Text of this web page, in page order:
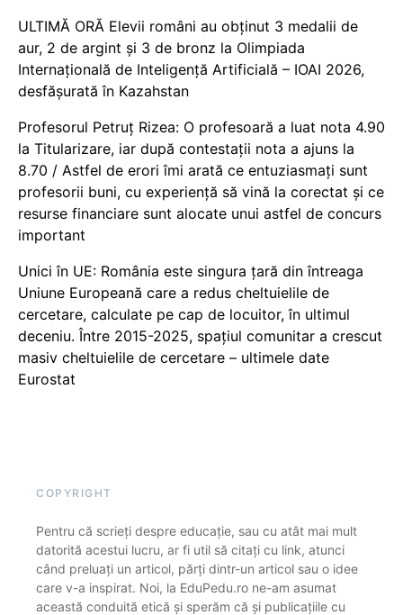
ULTIMĂ ORĂ Elevii români au obținut 3 medalii de
aur, 2 de argint și 3 de bronz la Olimpiada
Internațională de Inteligență Artificială – IOAI 2026,
desfășurată în Kazahstan
Profesorul Petruț Rizea: O profesoară a luat nota 4.90
la Titularizare, iar după contestații nota a ajuns la
8.70 / Astfel de erori îmi arată ce entuziasmați sunt
profesorii buni, cu experiență să vină la corectat și ce
resurse financiare sunt alocate unui astfel de concurs
important
Unici în UE: România este singura țară din întreaga
Uniune Europeană care a redus cheltuielile de
cercetare, calculate pe cap de locuitor, în ultimul
deceniu. Între 2015-2025, spațiul comunitar a crescut
masiv cheltuielile de cercetare – ultimele date
Eurostat
COPYRIGHT
Pentru că scrieți despre educație, sau cu atât mai mult
datorită acestui lucru, ar fi util să citați cu link, atunci
când preluați un articol, părți dintr-un articol sau o idee
care v-a inspirat. Noi, la EduPedu.ro ne-am asumat
această conduită etică și sperăm că și publicațiile cu